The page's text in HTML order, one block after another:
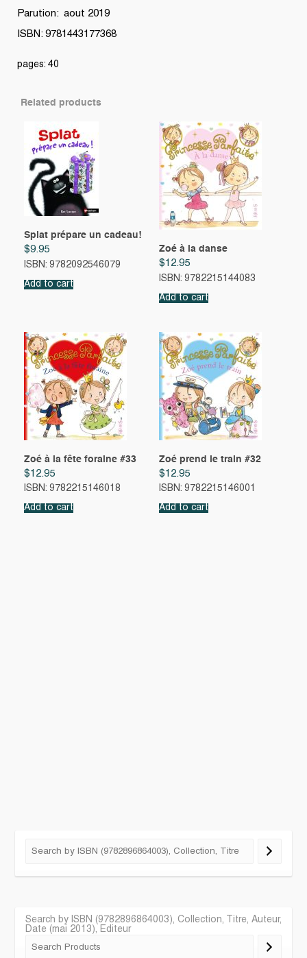
Parution: aout 2019
ISBN: 9781443177368
pages: 40
Related products
Splat prépare un cadeau!
$9.95
ISBN: 9782092546079
Add to cart
Zoé à la danse
$12.95
ISBN: 9782215144083
Add to cart
Zoé à la fête foraine #33
$12.95
ISBN: 9782215146018
Add to cart
Zoé prend le train #32
$12.95
ISBN: 9782215146001
Add to cart
Search by ISBN (9782896864003), Collection, Titre, Auteur,
Date (mai 2013), Editeur